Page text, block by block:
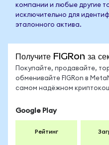
компании и любые другие
исключительно для
эталонного актива.
Получите FIGRon за
Покупайте, продавайте,
обменивайте FIGRon в
самом надёжном
Google Play
Рейтинг